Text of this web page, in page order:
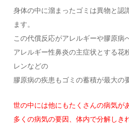
身体の中に溜まったゴミは異物と認
ます。
この代償反応がアレルギーや膠原病
アレルギー性鼻炎の主症状とする花
レンなどの
膠原病の疾患もゴミの蓄積が最大の
世の中には他にもたくさんの病気が
多くの病気の要因、体内で分解しき